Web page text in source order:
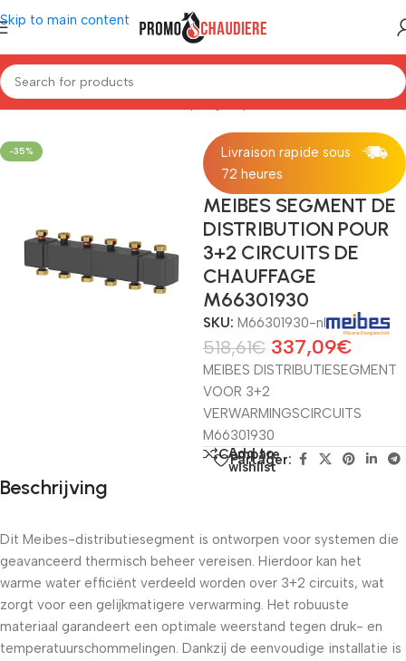
Skip to main content
Home/Installatiemateriaal/Pompengroep
-35%
Livraison rapide sous
72 heures
MEIBES SEGMENT DE
DISTRIBUTION POUR
3+2 CIRCUITS DE
CHAUFFAGE
M66301930
SKU: M66301930-nl
518,61€ 337,09€
MEIBES DISTRIBUTIESEGMENT
VOOR 3+2
VERWARMINGSCIRCUITS
M66301930
Compare
Add to
wishlist
Partager:
Beschrijving
Dit Meibes-distributiesegment is ontworpen voor systemen die
geavanceerd thermisch beheer vereisen. Hierdoor kan het
warme water efficiënt verdeeld worden over 3+2 circuits, wat
zorgt voor een gelijkmatigere verwarming. Het robuuste
materiaal garandeert een optimale weerstand tegen druk- en
temperatuurschommelingen. Dankzij de eenvoudige installatie is